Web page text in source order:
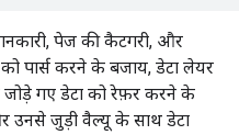
पेज की कैटगरी, और
पार्स करने के बजाय, डेटा लेयर
गए डेटा को रेफ़र करने के
उनसे जुड़ी वैल्यू के साथ डेटा